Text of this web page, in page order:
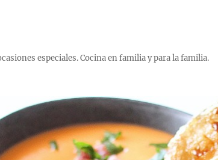
especiales. Cocina en familia y para la familia.